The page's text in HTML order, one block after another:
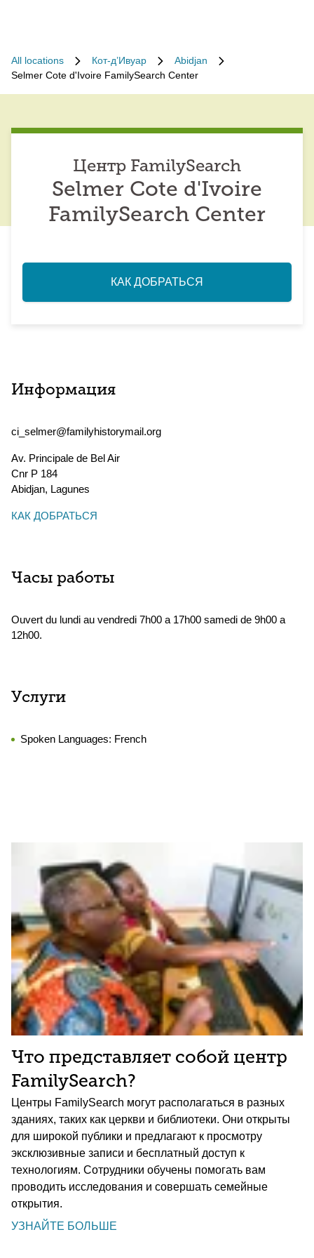
All locations Кот-д’Ивуар
Abidjan
Selmer Cote d'Ivoire FamilySearch Center
Центр FamilySearch
Selmer Cote d'Ivoire
FamilySearch Center
КАК ДОБРАТЬСЯ
Информация
ci_selmer@familyhistorymail.org
Av. Principale de Bel Air
Cnr P 184
Abidjan, Lagunes
КАК ДОБРАТЬСЯ
Часы работы
Ouvert du lundi au vendredi 7h00 a 17h00 samedi de 9h00 a
12h00.
Услуги
Spoken Languages: French
Что представляет собой центр
FamilySearch?
Центры FamilySearch могут располагаться в разных
зданиях, таких как церкви и библиотеки. Они открыты
для широкой публики и предлагают к просмотру
эксклюзивные записи и бесплатный доступ к
технологиям. Сотрудники обучены помогать вам
проводить исследования и совершать семейные
открытия.
УЗНАЙТЕ БОЛЬШЕ